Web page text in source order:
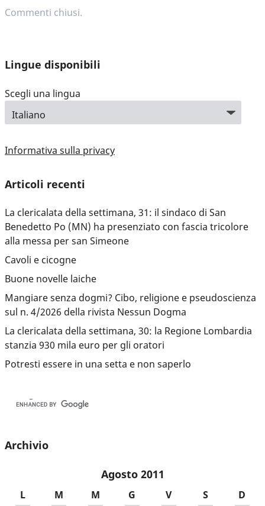
Commenti chiusi.
Lingue disponibili
Scegli una lingua
Informativa sulla privacy
Articoli recenti
La clericalata della settimana, 31: il sindaco di San
Benedetto Po (MN) ha presenziato con fascia tricolore
alla messa per san Simeone
Cavoli e cicogne
Buone novelle laiche
Mangiare senza dogmi? Cibo, religione e pseudoscienza
sul n. 4/2026 della rivista Nessun Dogma
La clericalata della settimana, 30: la Regione Lombardia
stanzia 930 mila euro per gli oratori
Potresti essere in una setta e non saperlo
Archivio
Agosto 2011
L M M G V S
D